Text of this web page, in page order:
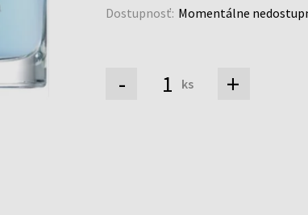
Dostupnosť: Momentálne
- ks +